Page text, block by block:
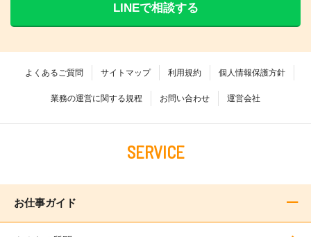
LINEで相談する
よくあるご質問 サイトマップ 利用規約 個人情報保護方針
業務の運営に関する規程 お問い合わせ 運営会社
SERVICE
お仕事ガイド